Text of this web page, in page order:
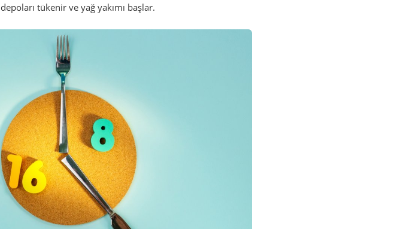
tükenir ve yağ yakımı başlar.